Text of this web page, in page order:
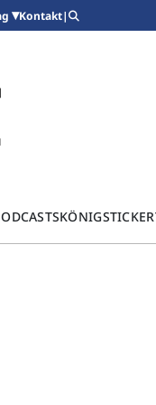
Kontakt|
KÖNIGSTICKER